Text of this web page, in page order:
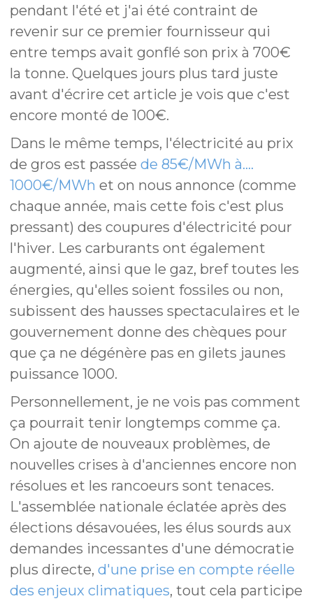
pendant l'été et j'ai été contraint de
revenir sur ce premier fournisseur qui
entre temps avait gonflé son prix à 700€
la tonne. Quelques jours plus tard juste
avant d'écrire cet article je vois que c'est
encore monté de 100€.
Dans le même temps, l'électricité au prix
de gros est passée de 85€/MWh à....
1000€/MWh et on nous annonce (comme
chaque année, mais cette fois c'est plus
pressant) des coupures d'électricité pour
l'hiver. Les carburants ont également
augmenté, ainsi que le gaz, bref toutes les
énergies, qu'elles soient fossiles ou non,
subissent des hausses spectaculaires et le
gouvernement donne des chèques pour
que ça ne dégénère pas en gilets jaunes
puissance 1000.
Personnellement, je ne vois pas comment
ça pourrait tenir longtemps comme ça.
On ajoute de nouveaux problèmes, de
nouvelles crises à d'anciennes encore non
résolues et les rancoeurs sont tenaces.
L'assemblée nationale éclatée après des
élections désavouées, les élus sourds aux
demandes incessantes d'une démocratie
plus directe, d'une prise en compte réelle
des enjeux climatiques, tout cela participe